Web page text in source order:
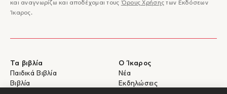
και αναγνωρίζω και αποδέχομαι τους Όρους Χρήσης των Εκδόσεων
Ίκαρος.
Τα βιβλία
Παιδικά Βιβλία
Βιβλία
Ο Ίκαρος
Νέα
Εκδηλώσεις